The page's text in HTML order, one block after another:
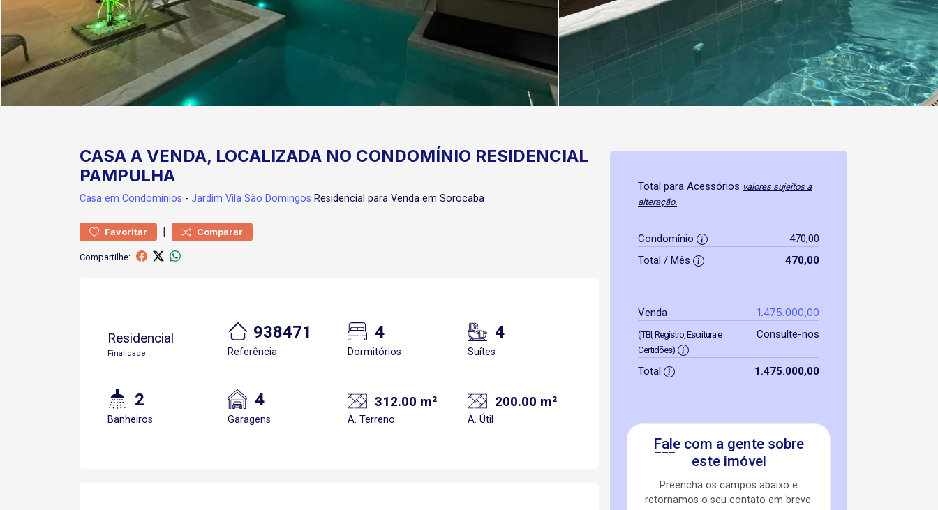
CASA A VENDA, LOCALIZADA NO CONDOMÍNIO RESIDENCIAL
PAMPULHA
Casa em Condomínios - Jardim Vila São Domingos Residencial para Venda em Sorocaba
Favoritar | Comparar
Compartilhe:
Residencial
Finalidade
938471
Referência
4
Dormitórios
4
Suítes
2
Banheiros
4
Garagens
312.00 m²
A. Terreno
200.00 m²
A. Útil
Total para Acessórios valores sujeitos a
alteração.
Condomínio
470,00
Total / Mês
470,00
Venda 1.475.000,00
(ITBI, Registro, Escritura e
Certidões)
Consulte-nos
Total 1.475.000,00
Fale com a gente sobre
este imóvel
Preencha os campos abaixo e
retornamos o seu contato em breve.